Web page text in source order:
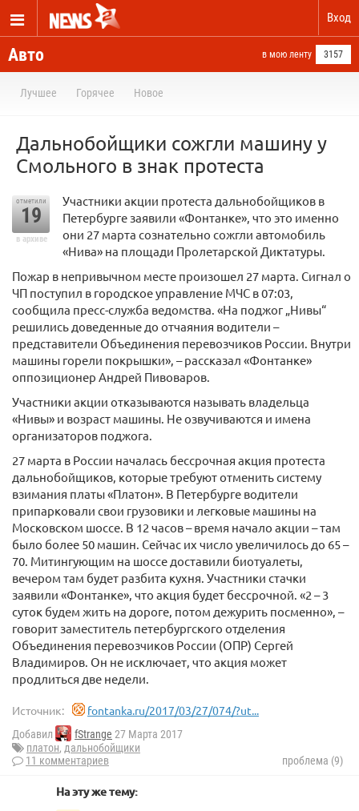
Вход
Авто в мою ленту 3157
Лучшее Горячее Новое
Дальнобойщики сожгли машину у
Смольного в знак протеста
отметили
19
в архиве
Участники акции протеста дальнобойщиков в
Петербурге заявили «Фонтанке», что это именно
они 27 марта сознательно сожгли автомобиль
«Нива» на площади Пролетарской Диктатуры.
Пожар в непривычном месте произошел 27 марта. Сигнал о
ЧП поступил в городское управление МЧС в 07:03,
сообщила пресс-служба ведомства. «На поджог „Нивы“
решились доведенные до отчаяния водители –
представители Объединения перевозчиков России. Внутри
машины горели покрышки», – рассказал «Фонтанке»
оппозиционер Андрей Пивоваров.
Участники акции отказываются называть владельца
«Нивы» и возраст машины. Не озвучиваются и имена
организаторов поджога.
27 марта в России началась бессрочная акция протеста
дальнобойщиков, которые требуют отменить систему
взимания платы «Платон». В Петербурге водители
припарковали свои грузовики и легковые машины на
Московском шоссе. В 12 часов – время начало акции – там
было более 50 машин. Сейчас их число увеличилось до 65 –
70. Митингующим на шоссе доставили биотуалеты,
вечером там будет разбита кухня. Участники стачки
заявили «Фонтанке», что акция будет бессрочной. «2 – 3
суток будем жить на дороге, потом дежурить посменно», –
говорит заместитель петербургского отделения
Объединения перевозчиков России (ОПР) Сергей
Владимиров. Он не исключает, что акция может
продлиться две недели.
Источник: fontanka.ru/2017/03/27/074/?ut...
Добавил fStrange 27 Марта 2017
платон, дальнобойщики
11 комментариев
проблема (9)
На эту же тему: